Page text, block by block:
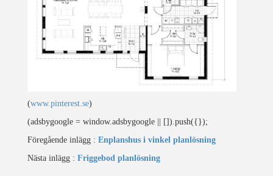
(www.pinterest.se)
(adsbygoogle = window.adsbygoogle || []).push({});
Föregående inlägg : Enplanshus i vinkel planlösning
Nästa inlägg : Friggebod planlösning